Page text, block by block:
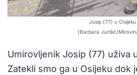
Josip (77) u Osijeku
(Barbara Jurišić/
Umirovljenik Josip (77) uživa
Zatekli smo ga u Osijeku dok